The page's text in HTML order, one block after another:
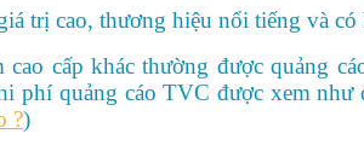
trị cao, thương hiệu nổi tiếng và có
cấp khác thường được quảng
quảng cáo TVC được xem
?)